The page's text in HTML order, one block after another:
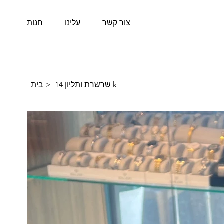
חנות עלינו צור קשר
בית > שרשרת ותליון 14 k